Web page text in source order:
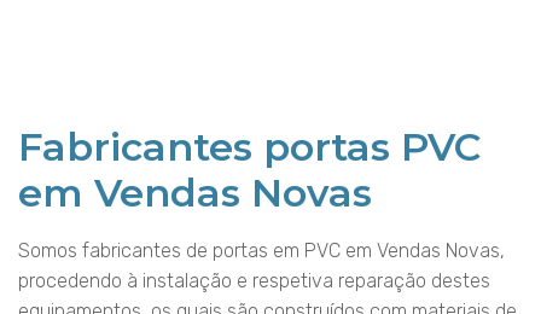
Fabricantes portas PVC
em Vendas Novas
Somos fabricantes de portas em PVC em Vendas Novas,
procedendo à instalação e respetiva reparação destes